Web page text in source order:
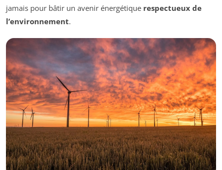
jamais pour bâtir un avenir énergétique respectueux de
l’environnement.